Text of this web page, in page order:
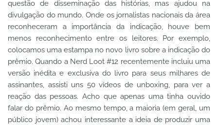
questão de disseminação das histórias, mas ajudou na
divulgação do mundo. Onde os jornalistas nacionais da área
reconheceram a importância da indicação, houve bem
menos reconhecimento entre os leitores. Por exemplo,
colocamos uma estampa no novo livro sobre a indicação do
prêmio. Quando a Nerd Loot #12 recentemente incluiu uma
versão inédita e exclusiva do livro para seus milhares de
assinantes, assisti uns 50 vídeos de unboxing, para ver a
reação das pessoas. Acho que apenas uma tinha ouvido
falar do prêmio. Ao mesmo tempo, a maioria (em geral, um
público jovem) achou interessante a ideia de produzir uma